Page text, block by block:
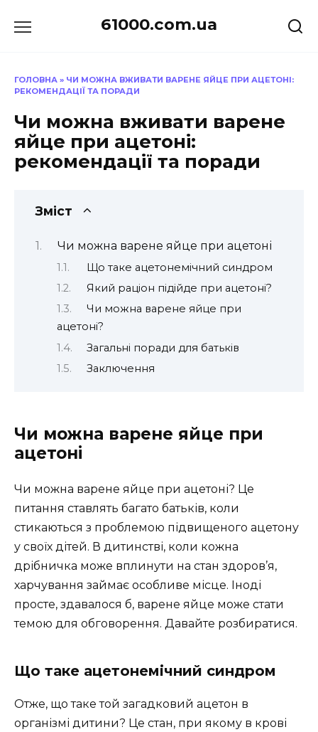
до
61000.com.ua
ГОЛОВНА » ЧИ МОЖНА ВЖИВАТИ ВАРЕНЕ ЯЙЦЕ ПРИ АЦЕТОНІ:
РЕКОМЕНДАЦІЇ ТА ПОРАДИ
Чи можна вживати варене
яйце при ацетоні:
рекомендації та поради
Зміст
Чи можна варене яйце при ацетоні
Що таке ацетонемічний синдром
Який раціон підійде при ацетоні?
Чи можна варене яйце при
ацетоні?
Загальні поради для батьків
Заключення
Чи можна варене яйце при
ацетоні
Чи можна варене яйце при ацетоні? Це
питання ставлять багато батьків, коли
стикаються з проблемою підвищеного ацетону
у своїх дітей. В дитинстві, коли кожна
дрібничка може вплинути на стан здоров’я,
харчування займає особливе місце. Іноді
просте, здавалося б, варене яйце може стати
темою для обговорення. Давайте розбиратися.
Що таке ацетонемічний синдром
Отже, що таке той загадковий ацетон в
організмі дитини? Це стан, при якому в крові